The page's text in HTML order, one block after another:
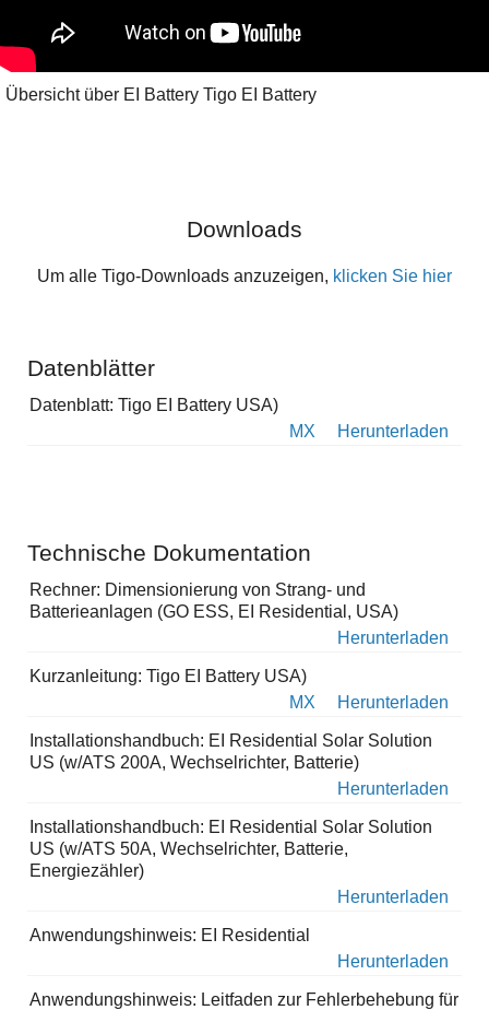
Übersicht über EI Battery Tigo EI Battery
Downloads
Um alle Tigo-Downloads anzuzeigen, klicken Sie hier
Datenblätter
Datenblatt: Tigo EI Battery USA)
MX
Herunterladen
Technische Dokumentation
Rechner: Dimensionierung von Strang- und
Batterieanlagen (GO ESS, EI Residential, USA)
Herunterladen
Kurzanleitung: Tigo EI Battery USA)
MX
Herunterladen
Installationshandbuch: EI Residential Solar Solution
US (w/ATS 200A, Wechselrichter, Batterie)
Herunterladen
Installationshandbuch: EI Residential Solar Solution
US (w/ATS 50A, Wechselrichter, Batterie,
Energiezähler)
Herunterladen
Anwendungshinweis: EI Residential
Herunterladen
Anwendungshinweis: Leitfaden zur Fehlerbehebung für